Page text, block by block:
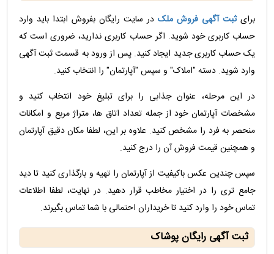
برایثبت آگهی فروش ملک در سایت رایگان بفروش ابتدا باید وارد
حساب کاربری خود شوید. اگر حساب کاربری ندارید، ضروری است که
یک حساب کاربری جدید ایجاد کنید. پس از ورود به قسمت ثبت آگهی
وارد شوید. دسته "املاک" و سپس "آپارتمان" را انتخاب کنید.
در این مرحله، عنوان جذابی را برای تبلیغ خود انتخاب کنید و
مشخصات آپارتمان خود از جمله تعداد اتاق ها، متراژ مربع و امکانات
منحصر به فرد را مشخص کنید. علاوه بر این، لطفا مکان دقیق آپارتمان
و همچنین قیمت فروش آن را درج کنید.
سپس چندین عکس باکیفیت از آپارتمان را تهیه و بارگذاری کنید تا دید
جامع تری را در اختیار مخاطب قرار دهید. در نهایت، لطفا اطلاعات
تماس خود را وارد کنید تا خریداران احتمالی با شما تماس بگیرند.
ثبت آگهی رایگان پوشاک